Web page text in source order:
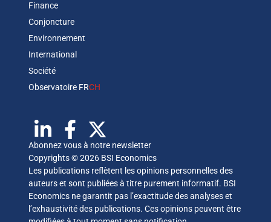
Finance
Conjoncture
Environnement
International
Société
Observatoire FRCH
Abonnez vous à notre newsletter
Copyrights © 2026 BSI Economics
Les publications reflètent les opinions personnelles des
auteurs et sont publiées à titre purement informatif. BSI
Economics ne garantit pas l’exactitude des analyses et
l’exhaustivité des publications. Ces opinions peuvent être